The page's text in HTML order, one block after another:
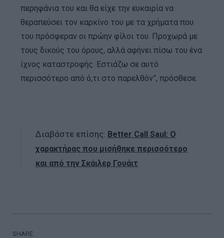
περηφάνια του και θα είχε την ευκαιρία να
θεραπεύσει τον καρκίνο του με τα χρήματα που
του πρόσφεραν οι πρώην φίλοι του. Προχωρά με
τους δικούς του όρους, αλλά αφήνει πίσω του ένα
ίχνος καταστροφής. Εστιάζω σε αυτό
περισσότερο από ό,τι στο παρελθόν”, πρόσθεσε.
Διαβάστε επίσης: Better Call Saul: Ο
χαρακτήρας που μισήθηκε περισσότερο
και από την Σκάιλερ Γουάιτ
SHARE.